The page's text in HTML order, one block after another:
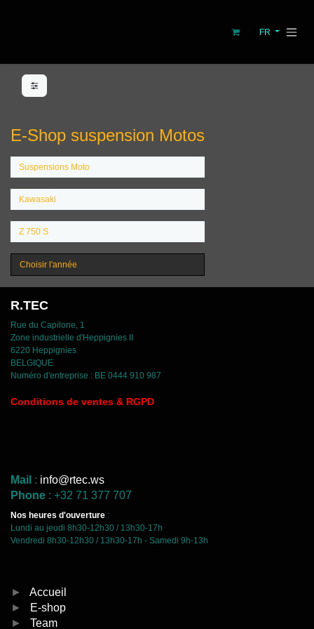
FR
E-Shop suspension Motos
R.TEC
Rue du Capilone, 1
Zone industrielle d'Heppignies II
6220 Heppignies
BELGIQUE
Numéro d'entreprise : BE 0444 910 987
Conditions de ventes & RGPD
Mail : info@rtec.ws
Phone : +32 71 377 707
Nos heures d'ouverture
Lundi au jeudi 8h30-12h30 / 13h30-17h
Vendredi 8h30-12h30 / 13h30-17h - Samedi 9h-13h
►
Accueil
►
E-shop